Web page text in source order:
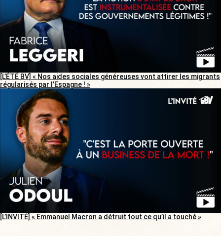
[L’ÉTÉ BV] « Nos aides sociales généreuses vont attirer les migrants
régularisés par l’Espagne ! »
[L’INVITÉ] « Emmanuel Macron a détruit tout ce qu’il a touché »